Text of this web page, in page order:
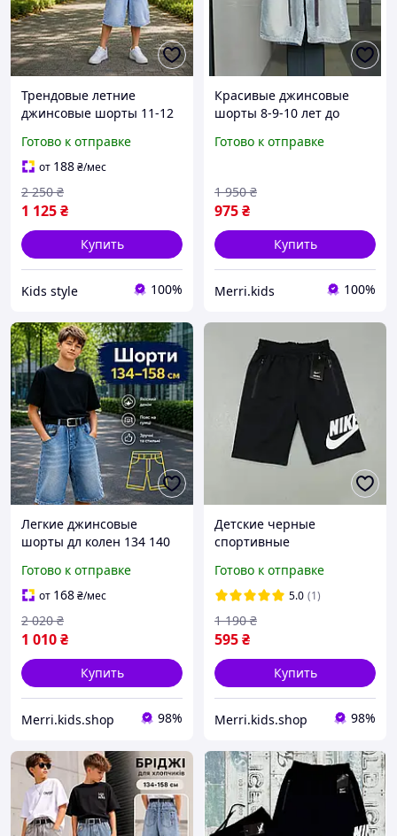
Трендовые летние
джинсовые шорты 11-12
мальчикам подросткам,
комфортные классные
черные голубые шорты
для детей
Готово к отправке
от 188₴/мес
1 125₴
2 250 ₴
Купить
Kids style 100%
Красивые джинсовые
шорты 8-9-10 лет до
подростка, детские
бермуды с поясом
резинкой
Готово к отправке
975₴
1 950 ₴
Купить
Merri.kids 100%
Легкие джинсовые
шорты дл колен 134 140
мальчика подростка,
детские потертые
свободные шорты
бермуды резинка
Готово к отправке
от 168₴/мес
1 010₴
2 020 ₴
Купить
Merri.kids.shop 98%
Детские черные
спортивные
найк 10-11-12-13 лет
мальчиков подростков
подростковые хлопковые
шорты на резинке
Готово к отправке
5.0 (1)
595₴
1 190 ₴
Купить
Merri.kids.shop 98%